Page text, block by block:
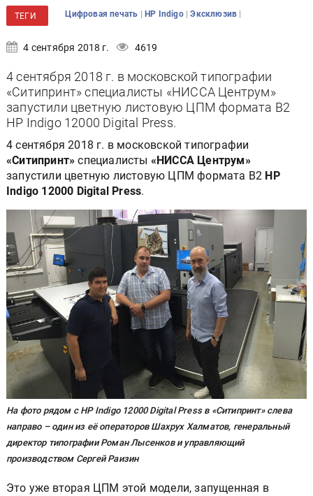
ТЕГИ Цифровая печать | HP Indigo |Эксклюзив |
4 сентября 2018 г. 4619
4 сентября 2018 г. в московской типографии
«Ситипринт» специалисты «НИССА Центрум»
запустили цветную листовую ЦПМ формата B2
HP Indigo 12000 Digital Press.
4 сентября 2018 г. в московской типографии
«Ситипринт» специалисты «НИССА Центрум»
запустили цветную листовую ЦПМ формата B2 HP
Indigo 12000 Digital Press.
На фото рядом с HP Indigo 12000 Digital Press в «Ситипринт» cлева
направо – один из её операторов Шахрух Халматов, генеральный
директор типографии Роман Лысенков и управляющий
производством Сергей Раизин
Это уже вторая ЦПМ этой модели, запущенная в